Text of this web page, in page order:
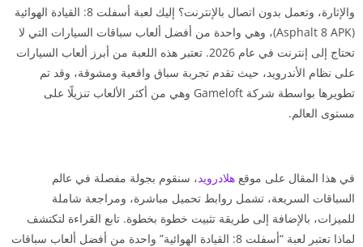
والإثارة، وتعمل بدون اتصال بالإنترنت؟ إليك لعبة أسفلت 8: القيادة الهوائية
(Asphalt 8 APK)، وهي واحدة من أفضل ألعاب سباقات السيارات التي لا
تحتاج إلى إنترنت في عام 2026. تعتبر هذه اللعبة من أبرز ألعاب السيارات
على نظام الأندرويد، حيث تقدم تجربة سباق واقعية ومشوقة، وقد تم
تطويرها بواسطة شركة Gameloft وهي من أكثر الألعاب تنزيلًا على
مستوى العالم.
في هذا المقال على موقع هلادرويد، سنقوم بجولة مفصلة في عالم
السباقات السريعة، تشمل روابط تحميل مباشرة، ومراجعة شاملة
للميزات، بالإضافة إلى طريقة تثبيت خطوة بخطوة. تابع القراءة لتكتشف
لماذا تعتبر لعبة “أسفلت 8: القيادة الهوائية” واحدة من أفضل ألعاب سباقات